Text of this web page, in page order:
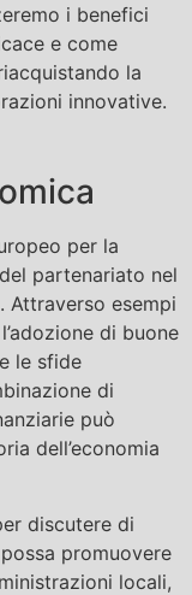
i benefici
e come
la
innovative.
per la
partenariato nel
Attraverso esempi
di buone
le sfide
di
può
dell’economia
discutere di
promuovere
locali,